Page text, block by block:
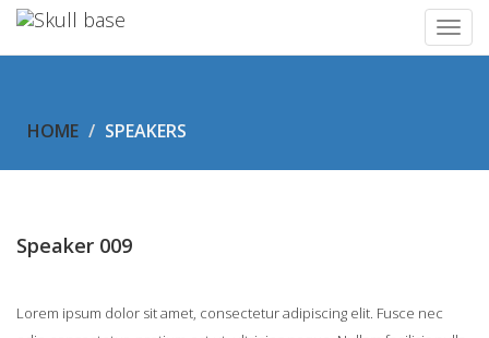
HOME SPEAKERS
Speaker 009
Lorem ipsum dolor sit amet, consectetur adipiscing elit. Fusce nec